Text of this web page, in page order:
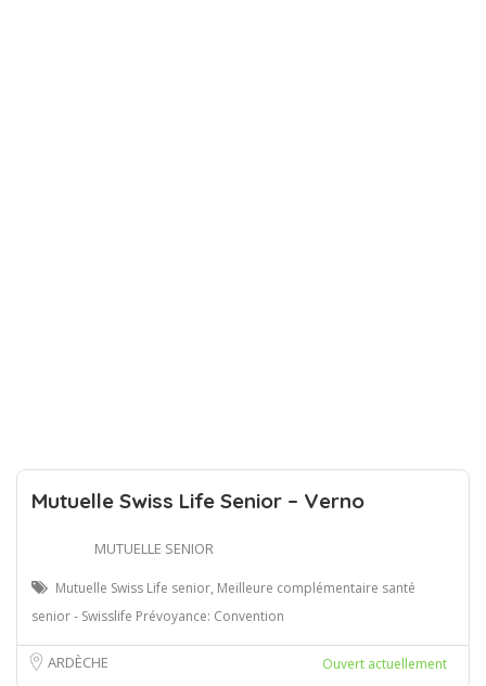
Mutuelle Swiss Life Senior – Verno
MUTUELLE SENIOR
Mutuelle Swiss Life senior, Meilleure complémentaire santé
senior - Swisslife Prévoyance: Convention
ARDÈCHE Ouvert actuellement